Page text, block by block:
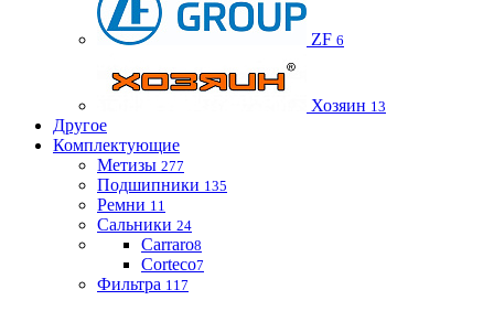
ZF 6
Хозяин 13
Другое
Комплектующие
Метизы 277
Подшипники 135
Ремни 11
Сальники 24
Carraro8
Corteco7
Фильтра 117